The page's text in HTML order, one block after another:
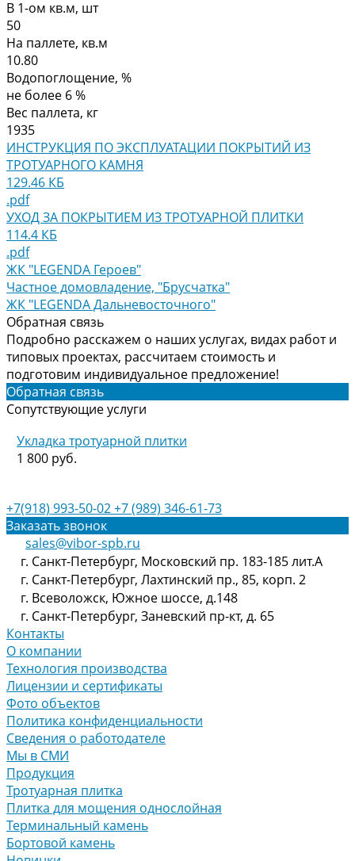
В 1-ом кв.м, шт
50
На паллете, кв.м
10.80
Водопоглощение, %
не более 6 %
Вес паллета, кг
1935
ИНСТРУКЦИЯ ПО ЭКСПЛУАТАЦИИ ПОКРЫТИЙ ИЗ
ТРОТУАРНОГО КАМНЯ
129.46 КБ
.pdf
УХОД ЗА ПОКРЫТИЕМ ИЗ ТРОТУАРНОЙ ПЛИТКИ
114.4 КБ
.pdf
ЖК "LEGENDA Героев"
Частное домовладение, "Брусчатка"
ЖК "LEGENDA Дальневосточного"
Обратная связь
Подробно расскажем о наших услугах, видах работ и
типовых проектах, рассчитаем стоимость и
подготовим индивидуальное предложение!
Обратная связь
Сопутствующие услуги
Укладка тротуарной плитки
1 800 руб.
+7(918) 993-50-02+7 (989) 346-61-73
Заказать звонок
sales@vibor-spb.ru
г. Санкт-Петербург, Московский пр. 183-185 лит.А
г. Санкт-Петербург, Лахтинский пр., 85, корп. 2
г. Всеволожск, Южное шоссе, д.148
г. Санкт-Петербург, Заневский пр-кт, д. 65
Контакты
О компании
Технология производства
Лицензии и сертификаты
Фото объектов
Политика конфиденциальности
Сведения о работодателе
Мы в СМИ
Продукция
Тротуарная плитка
Плитка для мощения однослойная
Терминальный камень
Бортовой камень